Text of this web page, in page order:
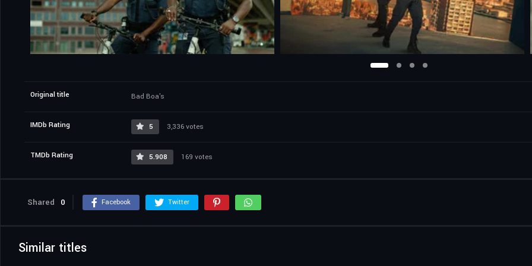
Original title Bad Boa's
IMDb Rating 5 3,336 votes
TMDb Rating 5.908 169 votes
Shared 0 Facebook Twitter
Similar titles